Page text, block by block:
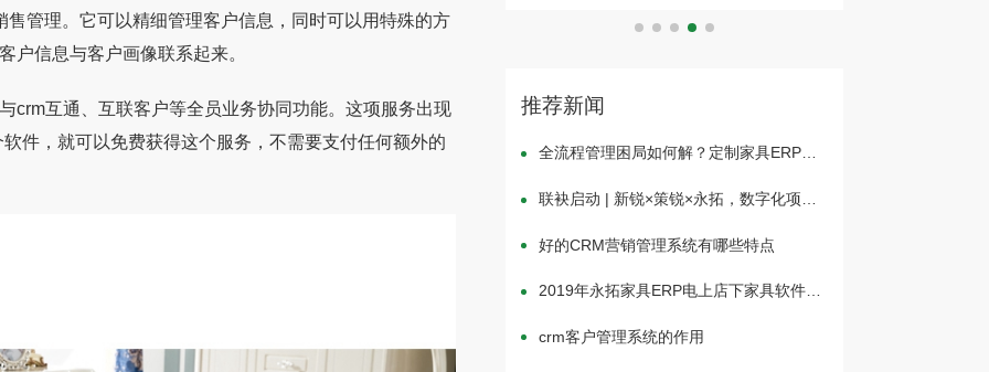
理。它可以精细管理客户信息，同时可以用特殊的方
户信息与客户画像联系起来。
互通、互联客户等全员业务协同功能。这项服务出现
件，就可以免费获得这个服务，不需要支付任何额外的
一家全球化高端家具
卓木王红木家俱有限公司（以下简称卓木王）
领域的
集设计、研发、生产、销售于一体，产品线已
推荐新闻
全流程管理困局如何解？定制家具ERP驱
联袂启动 | 新锐×策锐×永拓，数字化项目
好的CRM营销管理系统有哪些特点
2019年永拓家具ERP电上店下家具软件举
crm客户管理系统的作用